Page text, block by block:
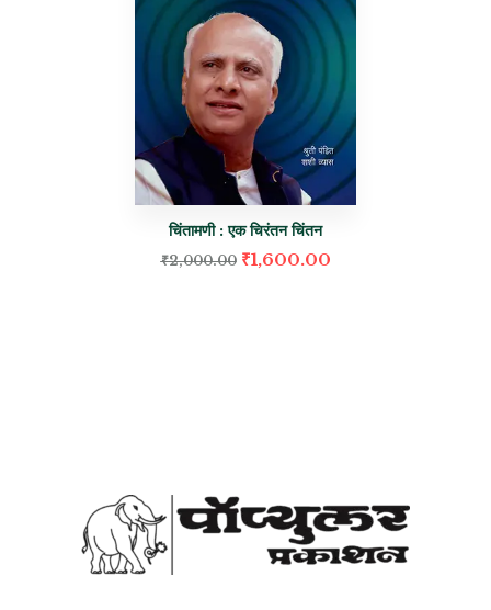
चिंतामणी : एक चिरंतन चिंतन
₹2,000.00 ₹1,600.00